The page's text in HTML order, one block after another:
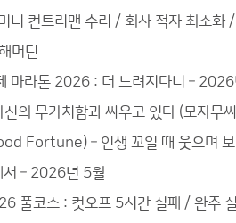
니 컨트리맨 수리 / 회사 적자 최소
머딘
마라톤 2026 : 더 느려지다니 –
신의 무가치함과 싸우고 있다 (모자
Fortune) – 인생 꼬일 때 웃으며
서 – 2026년 5월
풀코스 : 컷오프 5시간 실패 / 완주